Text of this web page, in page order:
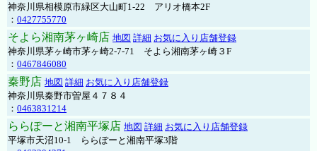
神奈川県相模原市緑区大山町1-22 アリオ橋本2F
： 0427755770
そよら湘南茅ヶ崎店 地図 詳細 お気に入り店舗登録
神奈川県茅ヶ崎市茅ヶ崎2‐7‐71 そよら湘南茅ヶ崎３F
： 0467846080
秦野店 地図 詳細 お気に入り店舗登録
神奈川県秦野市曽屋４７８４
： 0463831214
ららぽーと湘南平塚店 地図 詳細 お気に入り店舗登録
平塚市天沼10-1 ららぽーと湘南平塚3階